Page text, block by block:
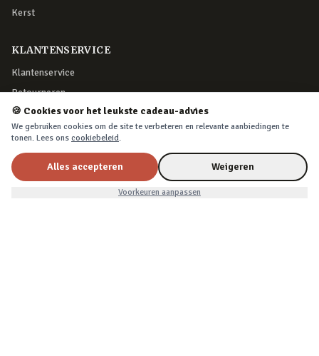
Kerst
KLANTENSERVICE
Klantenservice
Retourneren
Bestelling herroepen
Over Cadeau.nl
Algemene voorwaarden
Privacy & cookies
🍪 Cookies voor het leukste cadeau-advies
We gebruiken cookies om de site te verbeteren en relevante aanbiedingen te
tonen. Lees ons cookiebeleid.
Alles accepteren Weigeren
Voorkeuren aanpassen